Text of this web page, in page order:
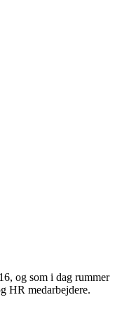
og som i dag rummer
HR medarbejdere.